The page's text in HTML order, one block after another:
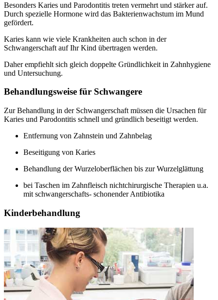
Besonders Karies und Parodontitis treten vermehrt und stärker auf.
Durch spezielle Hormone wird das Bakterienwachstum im Mund
gefördert.
Karies kann wie viele Krankheiten auch schon in der
Schwangerschaft auf Ihr Kind übertragen werden.
Daher empfiehlt sich gleich doppelte Gründlichkeit in Zahnhygiene
und Untersuchung.
Behandlungsweise für Schwangere
Zur Behandlung in der Schwangerschaft müssen die Ursachen für
Karies und Parodontitis schnell und gründlich beseitigt werden.
Entfernung von Zahnstein und Zahnbelag
Beseitigung von Karies
Behandlung der Wurzeloberflächen bis zur Wurzelglättung
bei Taschen im Zahnfleisch nichtchirurgische Therapien u.a.
mit schwangerschafts- schonender Antibiotika
Kinderbehandlung